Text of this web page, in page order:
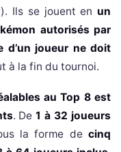
Ils se jouent en un
autorisés par
d’un joueur ne doit
à la fin du tournoi.
au Top 8 est
. De1 à 32 joueurs
la forme de cinq